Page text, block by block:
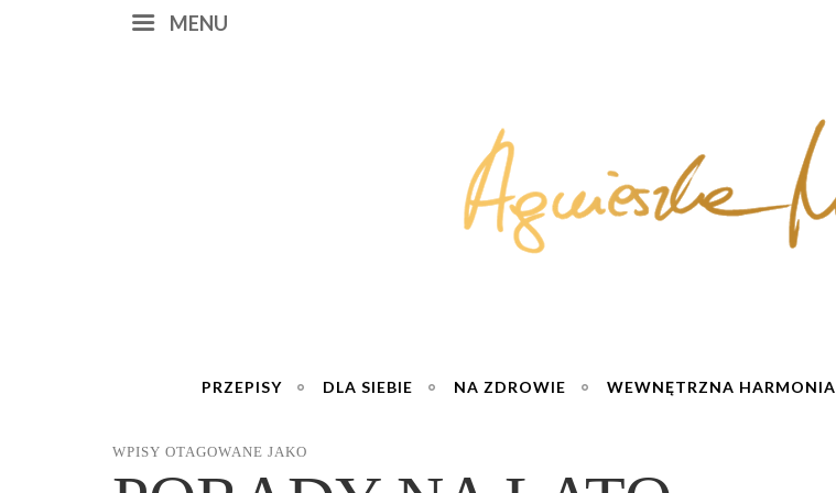
MENU
PRZEPISY DLA SIEBIE NA ZDROWIE WEWNĘTRZNA HARMONIA
WPISY OTAGOWANE JAKO